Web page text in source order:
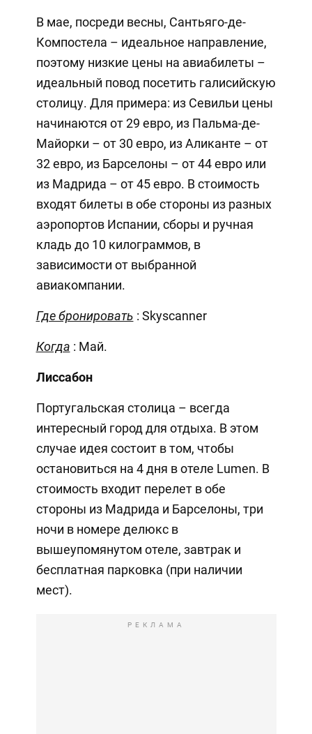
В мае, посреди весны, Сантьяго-де-
Компостела – идеальное направление,
поэтому низкие цены на авиабилеты –
идеальный повод посетить галисийскую
столицу. Для примера: из Севильи цены
начинаются от 29 евро, из Пальма-де-
Майорки – от 30 евро, из Аликанте – от
32 евро, из Барселоны – от 44 евро или
из Мадрида – от 45 евро. В стоимость
входят билеты в обе стороны из разных
аэропортов Испании, сборы и ручная
кладь до 10 килограммов, в
зависимости от выбранной
авиакомпании.
Где бронировать : Skyscanner
Когда : Май.
Лиссабон
Португальская столица – всегда
интересный город для отдыха. В этом
случае идея состоит в том, чтобы
остановиться на 4 дня в отеле Lumen. В
стоимость входит перелет в обе
стороны из Мадрида и Барселоны, три
ночи в номере делюкс в
вышеупомянутом отеле, завтрак и
бесплатная парковка (при наличии
мест).
РЕКЛАМА